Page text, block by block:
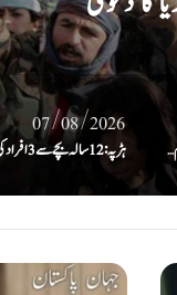
07/08/2026